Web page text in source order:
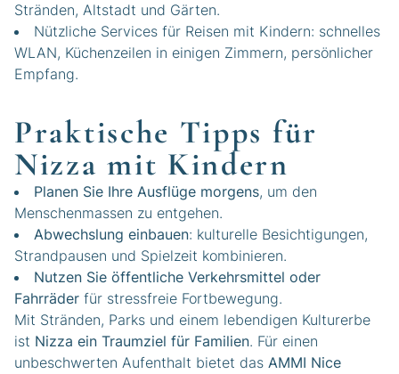
Stränden, Altstadt und Gärten.
Nützliche Services für Reisen mit Kindern: schnelles
WLAN, Küchenzeilen in einigen Zimmern, persönlicher
Empfang.
Praktische Tipps für
Nizza mit Kindern
Planen Sie Ihre Ausflüge morgens, um den
Menschenmassen zu entgehen.
Abwechslung einbauen: kulturelle Besichtigungen,
Strandpausen und Spielzeit kombinieren.
Nutzen Sie öffentliche Verkehrsmittel oder
Fahrräder für stressfreie Fortbewegung.
Mit Stränden, Parks und einem lebendigen Kulturerbe
ist Nizza ein Traumziel für Familien. Für einen
unbeschwerten Aufenthalt bietet das AMMI Nice